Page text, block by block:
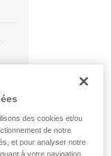
des cookies et/ou
de notre
et pour analyser notre
à votre navigation